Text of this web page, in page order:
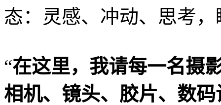
态：灵感、冲动、思考
“在这里，我请每一名摄
相机、镜头、胶片、数